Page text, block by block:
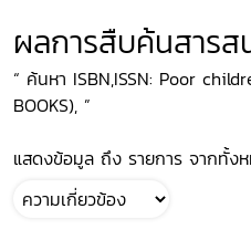
ผลการสืบค้นสารส
“ ค้นหา ISBN,ISSN: Poor
BOOKS), ”
แสดงข้อมูล ถึง รายการ จากทั้ง